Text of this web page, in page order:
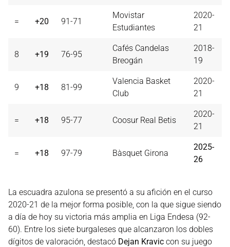
= +20 91-71
Movistar
Estudiantes
2020-
21
8 +19 76-95
Cafés Candelas
Breogán
2018-
19
9 +18 81-99
Valencia Basket
Club
2020-
21
= +18 95-77 Coosur Real Betis
2020-
21
= +18 97-79 Bàsquet Girona
2025-
26
La escuadra azulona se presentó a su afición en el curso
2020-21 de la mejor forma posible, con la que sigue siendo
a día de hoy su victoria más amplia en Liga Endesa (92-
60). Entre los siete burgaleses que alcanzaron los dobles
dígitos de valoración, destacó Dejan Kravic con su juego